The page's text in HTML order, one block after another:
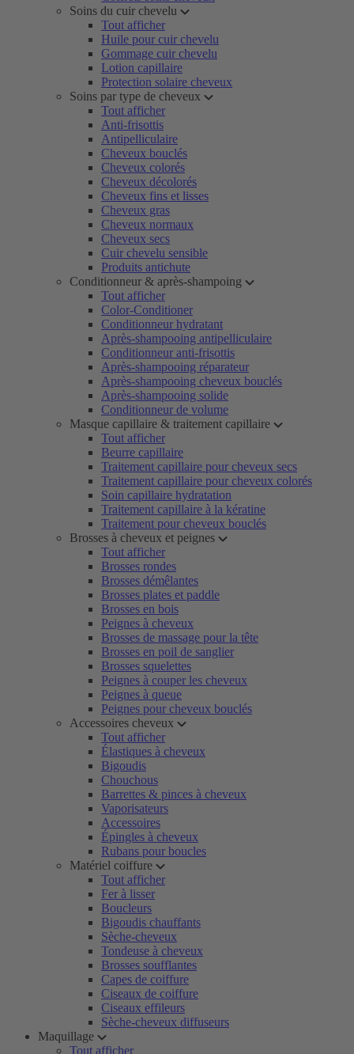
Soins du cuir chevelu
Tout afficher
Huile pour cuir chevelu
Gommage cuir chevelu
Lotion capillaire
Protection solaire cheveux
Soins par type de cheveux
Tout afficher
Anti-frisottis
Antipelliculaire
Cheveux bouclés
Cheveux colorés
Cheveux décolorés
Cheveux fins et lisses
Cheveux gras
Cheveux normaux
Cheveux secs
Cuir chevelu sensible
Produits antichute
Conditionneur & après-shampoing
Tout afficher
Color-Conditioner
Conditionneur hydratant
Après-shampooing antipelliculaire
Conditionneur anti-frisottis
Après-shampooing réparateur
Après-shampooing cheveux bouclés
Après-shampooing solide
Conditionneur de volume
Masque capillaire & traitement capillaire
Tout afficher
Beurre capillaire
Traitement capillaire pour cheveux secs
Traitement capillaire pour cheveux colorés
Soin capillaire hydratation
Traitement capillaire à la kératine
Traitement pour cheveux bouclés
Brosses à cheveux et peignes
Tout afficher
Brosses rondes
Brosses démêlantes
Brosses plates et paddle
Brosses en bois
Peignes à cheveux
Brosses de massage pour la tête
Brosses en poil de sanglier
Brosses squelettes
Peignes à couper les cheveux
Peignes à queue
Peignes pour cheveux bouclés
Accessoires cheveux
Tout afficher
Élastiques à cheveux
Bigoudis
Chouchous
Barrettes & pinces à cheveux
Vaporisateurs
Accessoires
Épingles à cheveux
Rubans pour boucles
Matériel coiffure
Tout afficher
Fer à lisser
Boucleurs
Bigoudis chauffants
Sèche-cheveux
Tondeuse à cheveux
Brosses soufflantes
Capes de coiffure
Ciseaux de coiffure
Ciseaux effileurs
Sèche-cheveux diffuseurs
Maquillage
Tout afficher